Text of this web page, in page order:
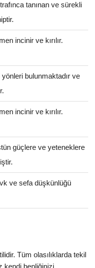
tanınan ve sürekli
incinir ve kırılır.
bulunmaktadır ve
incinir ve kırılır.
güçlere ve yeteneklere
ve sefa düşkünlüğü
Tüm olasılıklarda tekil
kendi benliğinizi